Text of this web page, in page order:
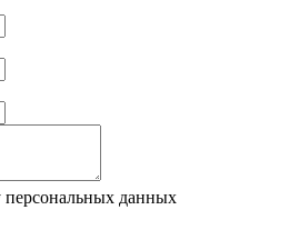
персональных данных